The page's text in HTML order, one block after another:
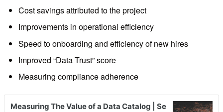
Cost savings attributed to the project
Improvements in operational efficiency
Speed to onboarding and efficiency of new hires
Improved “Data Trust” score
Measuring compliance adherence